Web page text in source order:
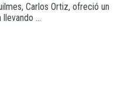
Carlos Ortiz, ofreció un
...